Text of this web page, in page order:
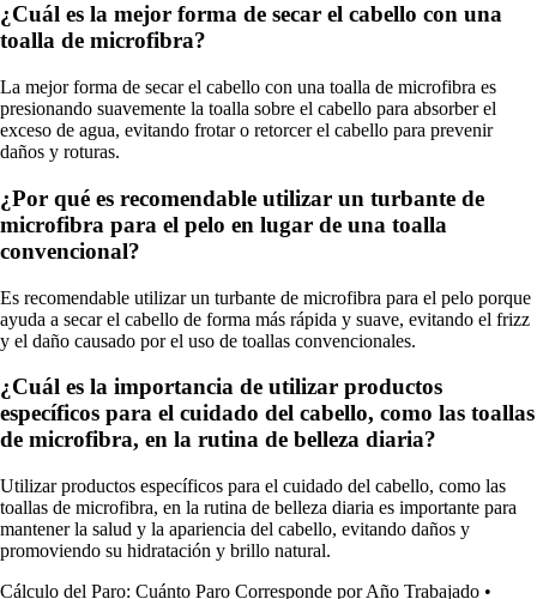
¿Cuál es la mejor forma de secar el cabello con una
toalla de microfibra?
La mejor forma de secar el cabello con una toalla de microfibra es
presionando suavemente la toalla sobre el cabello para absorber el
exceso de agua, evitando frotar o retorcer el cabello para prevenir
daños y roturas.
¿Por qué es recomendable utilizar un turbante de
microfibra para el pelo en lugar de una toalla
convencional?
Es recomendable utilizar un turbante de microfibra para el pelo porque
ayuda a secar el cabello de forma más rápida y suave, evitando el frizz
y el daño causado por el uso de toallas convencionales.
¿Cuál es la importancia de utilizar productos
específicos para el cuidado del cabello, como las toallas
de microfibra, en la rutina de belleza diaria?
Utilizar productos específicos para el cuidado del cabello, como las
toallas de microfibra, en la rutina de belleza diaria es importante para
mantener la salud y la apariencia del cabello, evitando daños y
promoviendo su hidratación y brillo natural.
Cálculo del Paro: Cuánto Paro Corresponde por Año Trabajado •